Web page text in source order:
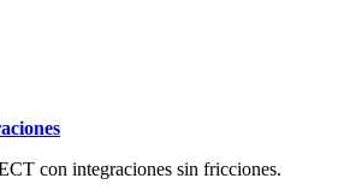
con integraciones sin fricciones.